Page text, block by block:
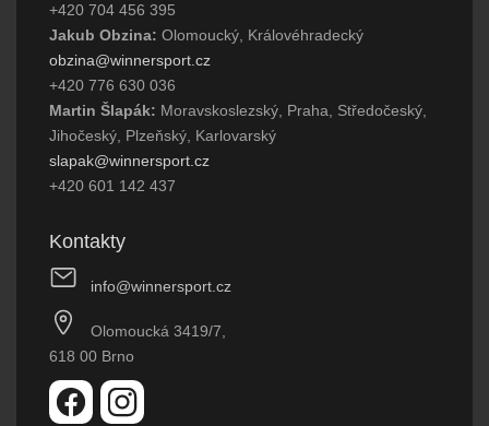
+420 704 456 395
Jakub Obzina: Olomoucký, Královéhradecký
obzina@winnersport.cz
+420 776 630 036
Martin Šlapák: Moravskoslezský, Praha, Středočeský,
Jihočeský, Plzeňský, Karlovarský
slapak@winnersport.cz
+420 601 142 437
Kontakty
info@winnersport.cz
Olomoucká 3419/7,
618 00 Brno